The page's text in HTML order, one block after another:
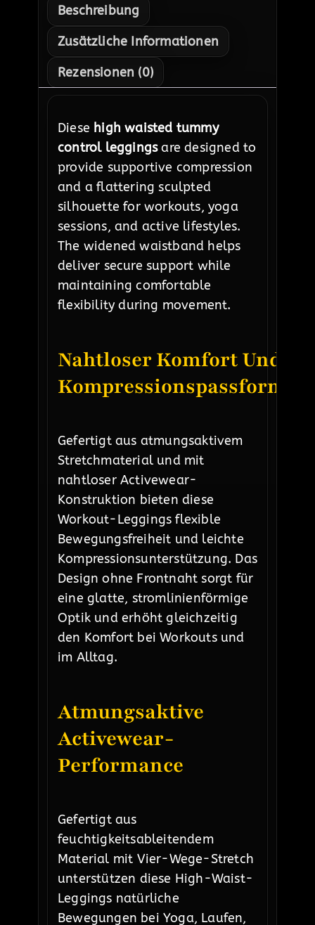
Beschreibung
Zusätzliche Informationen
Rezensionen (0)
Diese high waisted tummy
control leggingsare designed to
provide supportive compression
and a flattering sculpted
silhouette for workouts, yoga
sessions, and active lifestyles.
The widened waistband helps
deliver secure support while
maintaining comfortable
flexibility during movement.
Nahtloser Komfort Und
Kompressionspassform
Gefertigt aus atmungsaktivem
Stretchmaterial und mit
nahtloser Activewear-
Konstruktion bieten diese
Workout-Leggings flexible
Bewegungsfreiheit und leichte
Kompressionsunterstützung. Das
Design ohne Frontnaht sorgt für
eine glatte, stromlinienförmige
Optik und erhöht gleichzeitig
den Komfort bei Workouts und
im Alltag.
Atmungsaktive
Activewear-
Performance
Gefertigt aus
feuchtigkeitsableitendem
Material mit Vier-Wege-Stretch
unterstützen diese High-Waist-
Leggings natürliche
Bewegungen bei Yoga, Laufen,